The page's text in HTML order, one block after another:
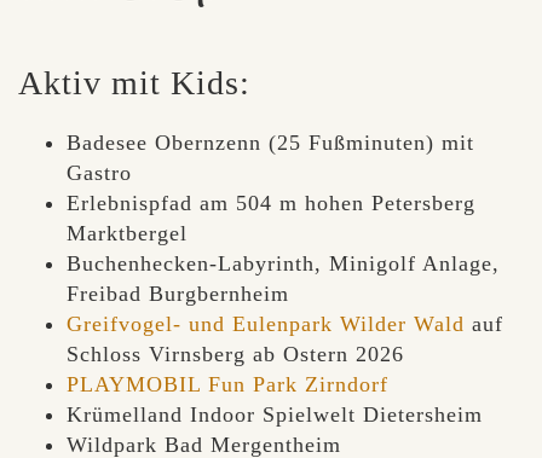
Aktiv mit Kids:
Badesee Obernzenn (25 Fußminuten) mit
Gastro
Erlebnispfad am 504 m hohen Petersberg
Marktbergel
Buchenhecken-Labyrinth, Minigolf Anlage,
Freibad Burgbernheim
Greifvogel- und Eulenpark Wilder Wald auf
Schloss Virnsberg ab Ostern 2026
PLAYMOBIL Fun Park Zirndorf
Krümelland Indoor Spielwelt Dietersheim
Wildpark Bad Mergentheim